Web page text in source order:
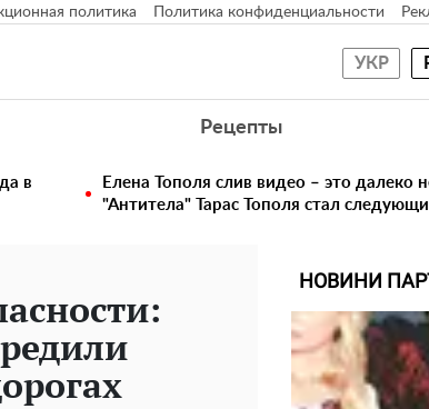
политика Политика конфиденциальности
УКР
Рецепты
в
Елена Тополя слив видео – это далеко
"Антитела" Тарас Тополя стал
НОВИНИ